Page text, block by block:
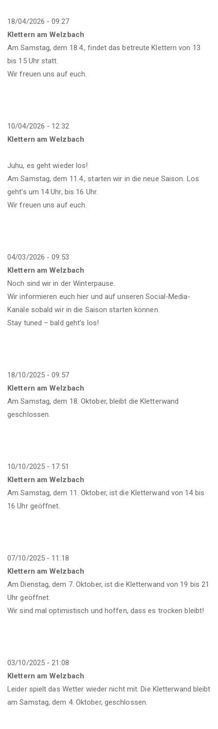
18/04/2026 - 09:27
Klettern am Welzbach
Am Samstag, dem 18.4., findet das betreute Klettern von 13
bis 15 Uhr statt.
Wir freuen uns auf euch.
10/04/2026 - 12:32
Klettern am Welzbach
Juhu, es geht wieder los!
Am Samstag, dem 11.4., starten wir in die neue Saison. Los
geht's um 14 Uhr, bis 16 Uhr.
Wir freuen uns auf euch.
04/03/2026 - 09:53
Klettern am Welzbach
Noch sind wir in der Winterpause.
Wir informieren euch hier und auf unseren Social-Media-
Kanäle sobald wir in die Saison starten können.
Stay tuned – bald geht's los!
18/10/2025 - 09:57
Klettern am Welzbach
Am Samstag, dem 18. Oktober, bleibt die Kletterwand
geschlossen.
10/10/2025 - 17:51
Klettern am Welzbach
Am Samstag, dem 11. Oktober, ist die Kletterwand von 14 bis
16 Uhr geöffnet.
07/10/2025 - 11:18
Klettern am Welzbach
Am Dienstag, dem 7. Oktober, ist die Kletterwand von 19 bis 21
Uhr geöffnet.
Wir sind mal optimistisch und hoffen, dass es trocken bleibt!
03/10/2025 - 21:08
Klettern am Welzbach
Leider spielt das Wetter wieder nicht mit. Die Kletterwand bleibt
am Samstag, dem 4. Oktober, geschlossen.